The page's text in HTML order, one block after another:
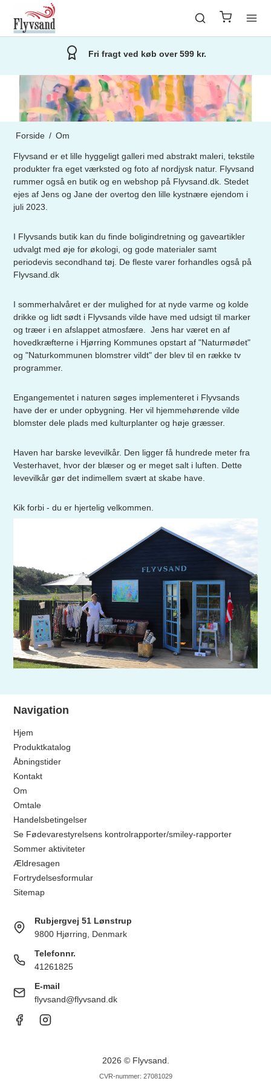
Fri fragt ved køb over 599 kr.
Forside / Om
Flyvsand er et lille hyggeligt galleri med abstrakt maleri, tekstile
produkter fra eget værksted og foto af nordjysk natur. Flyvsand
rummer også en butik og en webshop på Flyvsand.dk. Stedet
ejes af Jens og Jane der overtog den lille kystnære ejendom i
juli 2023.
I Flyvsands butik kan du finde boligindretning og gaveartikler
udvalgt med øje for økologi, og gode materialer samt
periodevis secondhand tøj. De fleste varer forhandles også på
Flyvsand.dk
I sommerhalvåret er der mulighed for at nyde varme og kolde
drikke og lidt sødt i Flyvsands vilde have med udsigt til marker
og træer i en afslappet atmosfære. Jens har været en af
hovedkræfterne i Hjørring Kommunes opstart af "Naturmødet"
og "Naturkommunen blomstrer vildt" der blev til en række tv
programmer.
Engangementet i naturen søges implementeret i Flyvsands
have der er under opbygning. Her vil hjemmehørende vilde
blomster dele plads med kulturplanter og høje græsser.
Haven har barske levevilkår. Den ligger få hundrede meter fra
Vesterhavet, hvor der blæser og er meget salt i luften. Dette
levevilkår gør det indimellem svært at skabe have.
Kik forbi - du er hjertelig velkommen.
Navigation
Hjem
Produktkatalog
Åbningstider
Kontakt
Om
Omtale
Handelsbetingelser
Se Fødevarestyrelsens kontrolrapporter/smiley-rapporter
Sommer aktiviteter
Ældresagen
Fortrydelsesformular
Sitemap
Rubjergvej 51 Lønstrup
9800 Hjørring, Denmark
Telefonnr.
41261825
E-mail
flyvsand@flyvsand.dk
2026 © Flyvsand.
CVR-nummer: 27081029